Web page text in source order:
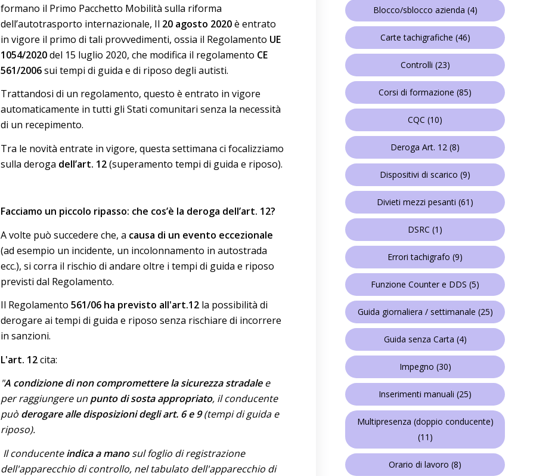
formano il Primo Pacchetto Mobilità sulla riforma
dell’autotrasporto internazionale, Il 20 agosto 2020è entrato
in vigore il primo di tali provvedimenti, ossia il Regolamento UE
1054/2020del 15 luglio 2020, che modifica il regolamento CE
561/2006sui tempi di guida e di riposo degli autisti.
Trattandosi di un regolamento, questo è entrato in vigore
automaticamente in tutti gli Stati comunitari senza la necessità
di un recepimento.
Tra le novità entrate in vigore, questa settimana ci focalizziamo
sulla deroga dell’art. 12(superamento tempi di guida e riposo).
Facciamo un piccolo ripasso: che cos’è la deroga dell’art. 12?
A volte può succedere che, a causa di un evento eccezionale
(ad esempio un incidente, un incolonnamento in autostrada
ecc.), si corra il rischio di andare oltre i tempi di guida e riposo
previsti dal Regolamento.
Il Regolamento 561/06 ha previsto all'art.12la possibilità di
derogare ai tempi di guida e riposo senza rischiare di incorrere
in sanzioni.
L'art. 12cita:
"A condizione di non compromettere la sicurezza stradalee
per raggiungere un punto di sosta appropriato, il conducente
può derogare alle disposizioni degli art. 6 e 9(tempi di guida e
riposo).
Il conducenteindica a manosul foglio di registrazione
dell'apparecchio di controllo, nel tabulato dell'apparecchio di
Blocco/sblocco azienda (4)
Carte tachigrafiche (46)
Controlli (23)
Corsi di formazione (85)
CQC (10)
Deroga Art. 12 (8)
Dispositivi di scarico (9)
Divieti mezzi pesanti (61)
DSRC (1)
Errori tachigrafo (9)
Funzione Counter e DDS (5)
Guida giornaliera / settimanale (25)
Guida senza Carta (4)
Impegno (30)
Inserimenti manuali (25)
Multipresenza (doppio conducente)
(11)
Orario di lavoro (8)